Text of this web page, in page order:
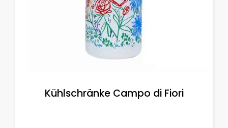
Kühlschränke Campo di Fiori